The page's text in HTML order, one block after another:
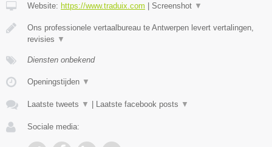
Website: https://www.traduix.com Screenshot ▼
Ons professionele vertaalbureau te Antwerpen levert vertalingen,
revisies ▼
Diensten onbekend
Openingstijden ▼
Laatste tweets ▼ Laatste facebook posts ▼
Sociale media: